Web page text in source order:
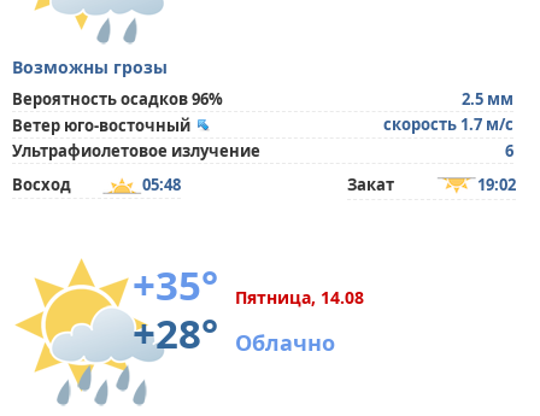
Возможны грозы
Вероятность осадков 96%
2.5 мм
Ветер юго-восточный
скорость 1.7 м/с
Ультрафиолетовое излучение
6
Восход
05:48 Закат 19:02
+35°
+28°
Пятница, 14.08
Облачно